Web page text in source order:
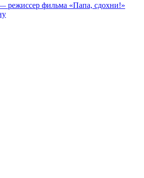
режиссер фильма «Папа, сдохни!»